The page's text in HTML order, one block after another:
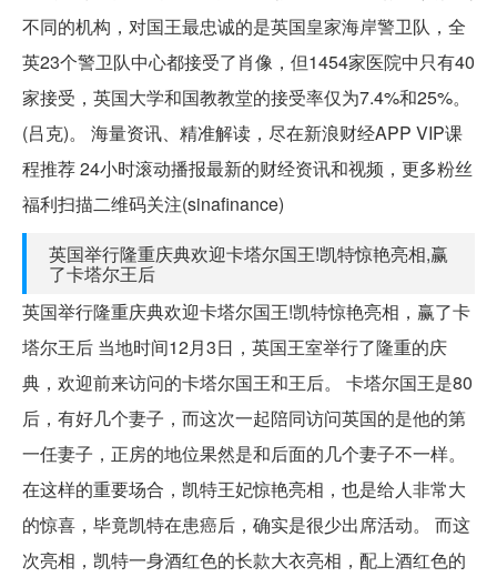
不同的机构，对国王最忠诚的是英国皇家海岸警卫队，全
英23个警卫队中心都接受了肖像，但1454家医院中只有40
家接受，英国大学和国教教堂的接受率仅为7.4%和25%。
(吕克)。 海量资讯、精准解读，尽在新浪财经APP VIP课
程推荐 24小时滚动播报最新的财经资讯和视频，更多粉丝
福利扫描二维码关注(sinafinance)
英国举行隆重庆典欢迎卡塔尔国王!凯特惊艳亮相,赢
了卡塔尔王后
英国举行隆重庆典欢迎卡塔尔国王!凯特惊艳亮相，赢了卡
塔尔王后 当地时间12月3日，英国王室举行了隆重的庆
典，欢迎前来访问的卡塔尔国王和王后。 卡塔尔国王是80
后，有好几个妻子，而这次一起陪同访问英国的是他的第
一任妻子，正房的地位果然是和后面的几个妻子不一样。
在这样的重要场合，凯特王妃惊艳亮相，也是给人非常大
的惊喜，毕竟凯特在患癌后，确实是很少出席活动。 而这
次亮相，凯特一身酒红色的长款大衣亮相，配上酒红色的